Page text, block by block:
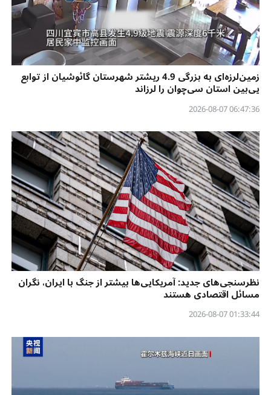
زمین‌لرزه‌ای به بزرگی 4.9 ریشتر شهرستان گائوشیان از توابع
یی‌بین استان سی‌چوان را لرزاند
06:47:36 2026-08-07
نظرسنجی‌‌های جدید: آمریکایی‌ها بیشتر از جنگ با ایران، نگران
مسائل اقتصادی هستند
01:33:44 2026-08-07